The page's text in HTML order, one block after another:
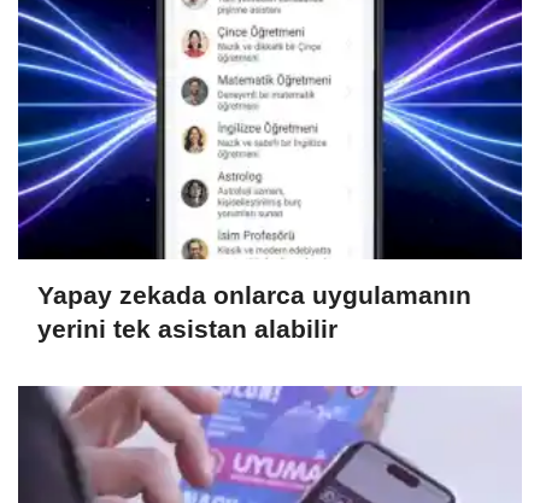
Yapay zekada onlarca uygulamanın
yerini tek asistan alabilir